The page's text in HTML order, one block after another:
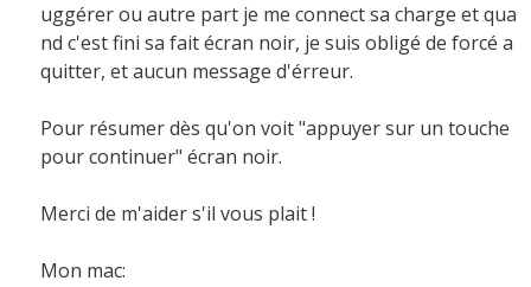
uggérer ou autre part je me connect sa charge et qua
nd c'est fini sa fait écran noir, je suis obligé de forcé a
quitter, et aucun message d'érreur.
Pour résumer dès qu'on voit "appuyer sur un touche
pour continuer" écran noir.
Merci de m'aider s'il vous plait !
Mon mac: